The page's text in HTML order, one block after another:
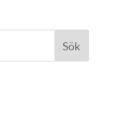
Sök